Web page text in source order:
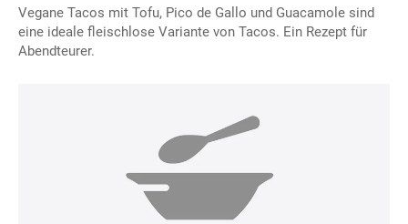
Vegane Tacos mit Tofu, Pico de Gallo und Guacamole sind
eine ideale fleischlose Variante von Tacos. Ein Rezept für
Abendteurer.